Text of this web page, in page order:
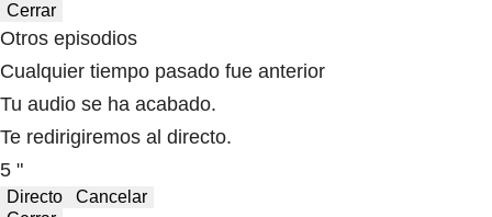
Cerrar
Otros episodios
Cualquier tiempo pasado fue anterior
Tu audio se ha acabado.
Te redirigiremos al directo.
5 "
Directo
Cancelar